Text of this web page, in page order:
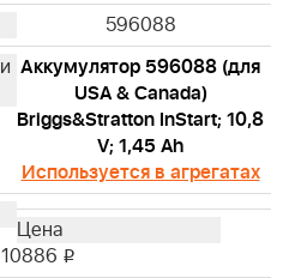
596088
Аккумулятор 596088 (для
USA & Canada)
Briggs&Stratton InStart; 10,8
V; 1,45 Ah
Используется в агрегатах
10886 i